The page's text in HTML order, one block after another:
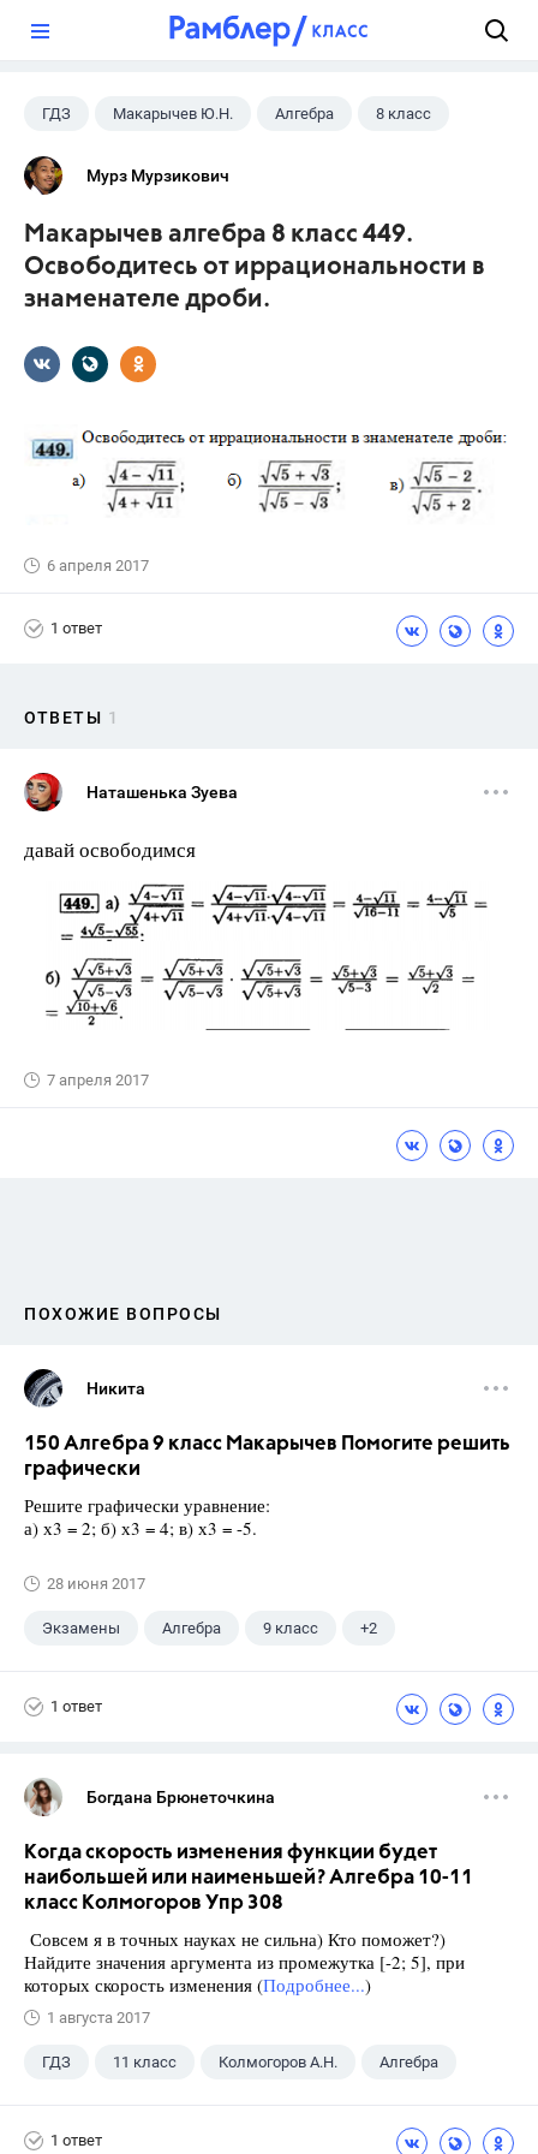
ГДЗ Макарычев Ю.Н. Алгебра 8 класс
Мурз Мурзикович
Макарычев алгебра 8 класс 449.
Освободитесь от иррациональности в
знаменателе дроби.
6 апреля 2017
1 ответ
ОТВЕТЫ 1
Наташенька Зуева
давай освободимся
7 апреля 2017
ПОХОЖИЕ ВОПРОСЫ
Никита
150 Алгебра 9 класс Макарычев Помогите решить
графически
Решите графически уравнение:
а) х3 = 2; б) х3 = 4; в) х3 = -5.
28 июня 2017
Экзамены Алгебра 9 класс +2
1 ответ
Богдана Брюнеточкина
Когда скорость изменения функции будет
наибольшей или наименьшей? Алгебра 10-11
класс Колмогоров Упр 308
Совсем я в точных науках не сильна) Кто поможет?)
Найдите значения аргумента из промежутка [-2; 5], при
которых скорость изменения (Подробнее...)
1 августа 2017
ГДЗ 11 класс Колмогоров А.Н. Алгебра
1 ответ